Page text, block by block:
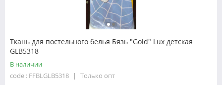
Ткань для постельного белья Бязь "Gold" Lux детская
GLB5318
В наличии
code : FFBLGLB5318
Только опт